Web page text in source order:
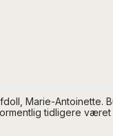
Marie-
tidligere været